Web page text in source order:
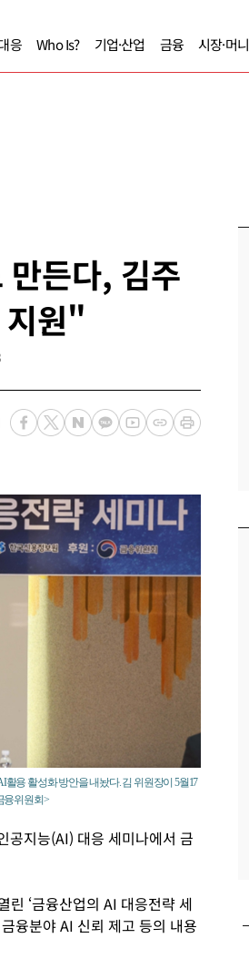
응 Who Is? 기업·산업 금융 시장·머니
든다, 김주
지원"
용 활성화 방안을 내놨다. 김 위원장이 5월17
융위원회>
공지능(AI) 대응 세미나에서 금
린 ‘금융산업의 AI 대응전략 세
융분야 AI 신뢰 제고 등의 내용